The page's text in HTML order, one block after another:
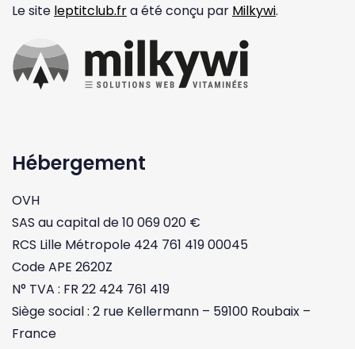
Le site leptitclub.fra été conçu par Milkywi.
Hébergement
OVH
SAS au capital de 10 069 020 €
RCS Lille Métropole 424 761 419 00045
Code APE 2620Z
N° TVA : FR 22 424 761 419
Siège social : 2 rue Kellermann – 59100 Roubaix –
France